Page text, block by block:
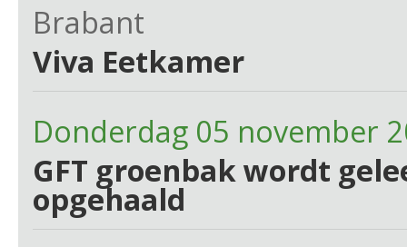
Brabant
Viva Eetkamer
Donderdag 05 november
GFT groenbak wordt
opgehaald